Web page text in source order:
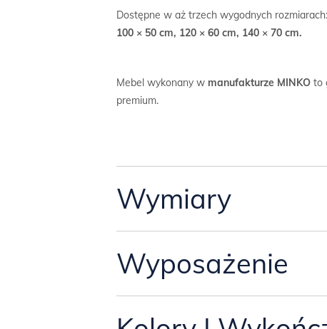
Dostępne w aż trzech wygodnych rozmiarach:
100 × 50 cm, 120 × 60 cm, 140 × 70 cm.
Mebel wykonany w manufakturze MINKO to
premium.
Wymiary
Przyjęliśmy trzy standardowe wymiary biurka*
Tutaj znajdziesz dokładne wymiary biurka o
Wyposażenie
Biurko jest wyposażone w dwie szuflady,